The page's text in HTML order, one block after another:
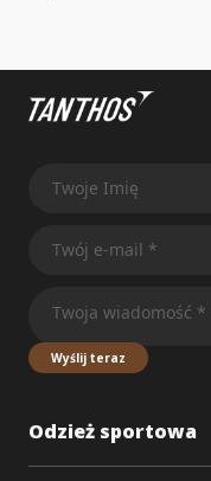
Wyślij teraz
Odzież sportowa